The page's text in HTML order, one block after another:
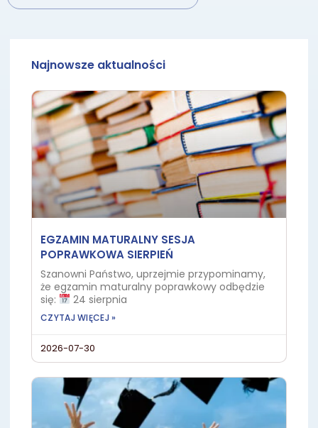
Najnowsze aktualności
EGZAMIN MATURALNY SESJA
POPRAWKOWA SIERPIEŃ
Szanowni Państwo, uprzejmie przypominamy,
że egzamin maturalny poprawkowy odbędzie
się:
24 sierpnia
CZYTAJ WIĘCEJ »
2026-07-30